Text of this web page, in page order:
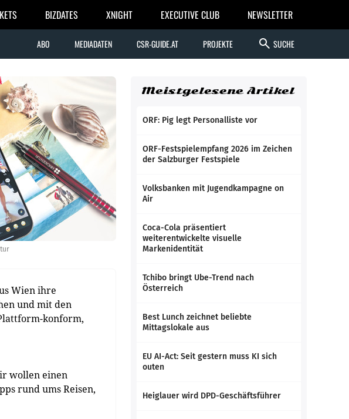
BIZDATES XNIGHT EXECUTIVE CLUB NEWSLETTER
ABO MEDIADATEN CSR-GUIDE.AT PROJEKTE search SUCHE
Wien ihre
und mit den
konform,
wollen einen
rund ums Reisen,
Meistgelesene Artikel
ORF: Pig legt Personalliste vor
ORF-Festspielempfang 2026 im Zeichen
der Salzburger Festspiele
Volksbanken mit Jugendkampagne on
Air
Coca-Cola präsentiert
weiterentwickelte visuelle
Markenidentität
Tchibo bringt Ube-Trend nach
Österreich
Best Lunch zeichnet beliebte
Mittagslokale aus
EU AI-Act: Seit gestern muss KI sich
outen
Heiglauer wird DPD-Geschäftsführer